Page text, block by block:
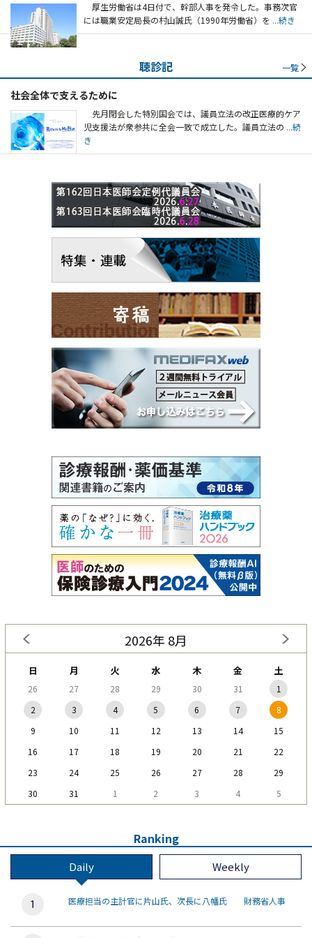
厚生労働省は4日付で、幹部人事を発令した。事務次官
には職業安定局長の村山誠氏（1990年労働省）を ...続き
聴診記 一覧
社会全体で支えるために
先月閉会した特別国会では、議員立法の改正医療的ケア
児支援法が衆参共に全会一致で成立した。議員立法の ...続
き
2026年 8月
日 月 火 水 木 金 土
26 27 28 29 30 31
1
2
3 4 5 6 7
8
9
10 11 12 13 14
15
16
17 18 19 20 21
22
23
24 25 26 27 28
29
30
31 1 2 3 4 5
Ranking
Daily Weekly
医療担当の主計官に片山氏、次長に八幡氏 財務省人事